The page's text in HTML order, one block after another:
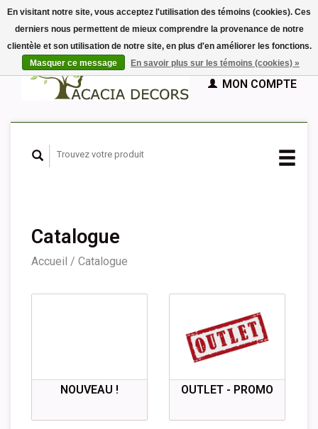
EUR
GBPFrançais
Nederlands
Español
PANIER (€0,00)
MON COMPTE
Catalogue
Accueil / Catalogue
NOUVEAU ! OUTLET - PROMO
En visitant notre site, vous acceptez l'utilisation des témoins (cookies). Ces
derniers nous permettent de mieux comprendre la provenance de notre
clientèle et son utilisation de notre site, en plus d'en améliorer les fonctions.
Masquer ce message
En savoir plus sur les témoins (cookies) »